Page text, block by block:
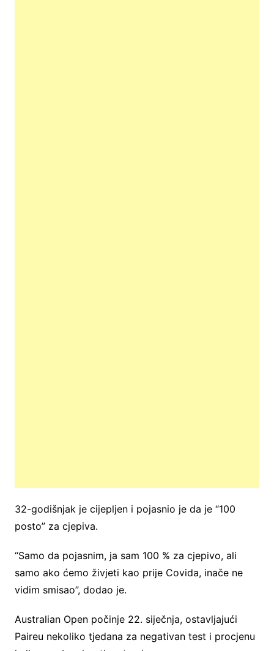
32-godišnjak je cijepljen i pojasnio je da je “100
posto” za cjepiva.
“Samo da pojasnim, ja sam 100 % za cjepivo, ali
samo ako ćemo živjeti kao prije Covida, inače ne
vidim smisao”, dodao je.
Australian Open počinje 22. siječnja, ostavljajući
Paireu nekoliko tjedana za negativan test i procjenu